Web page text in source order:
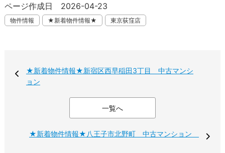
ページ作成日 2026-04-23
物件情報 ★新着物件情報★ 東京荻窪店
★新着物件情報★新宿区西早稲田3丁目 中古マンシ
ョン
一覧へ
★新着物件情報★八王子市北野町 中古マンション